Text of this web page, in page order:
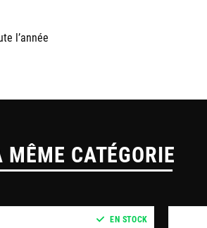
l’année
CATÉGORIE
EN STOCK